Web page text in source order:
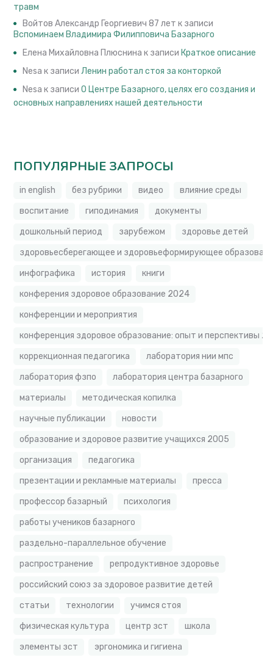
травм
Войтов Александр Георгиевич 87 лет к записи
Вспоминаем Владимира Филипповича Базарного
Елена Михайловна Плюснина к записи Краткое описание
Nesa к записиЛенин работал стоя за конторкой
Nesa к записиО Центре Базарного, целях его создания и
основных направлениях нашей деятельности
ПОПУЛЯРНЫЕ ЗАПРОСЫ
in english без рубрики видео
влияние среды
воспитание
гиподинамия
документы
дошкольный период
зарубежом
здоровье детей
здоровьесберегающее и здоровьеформирующее
инфографика
история
книги
конферения здоровое образование 2024
конференции и мероприятия
конференция здоровое образование: опыт и перспективы
коррекционная педагогика
лаборатория нии мпс
лаборатория фзпо
лаборатория центра базарного
материалы
методическая копилка
научные публикации
новости
образование и здоровое развитие учащихся 2005
организация
педагогика
презентации и рекламные материалы
пресса
профессор базарный
психология
работы учеников базарного
раздельно-параллельное обучение
распространение
репродуктивное здоровье
российский союз за здоровое развитие детей
статьи
технологии
учимся стоя
физическая культура
центр зст
школа
элементы зст
эргономика и гигиена